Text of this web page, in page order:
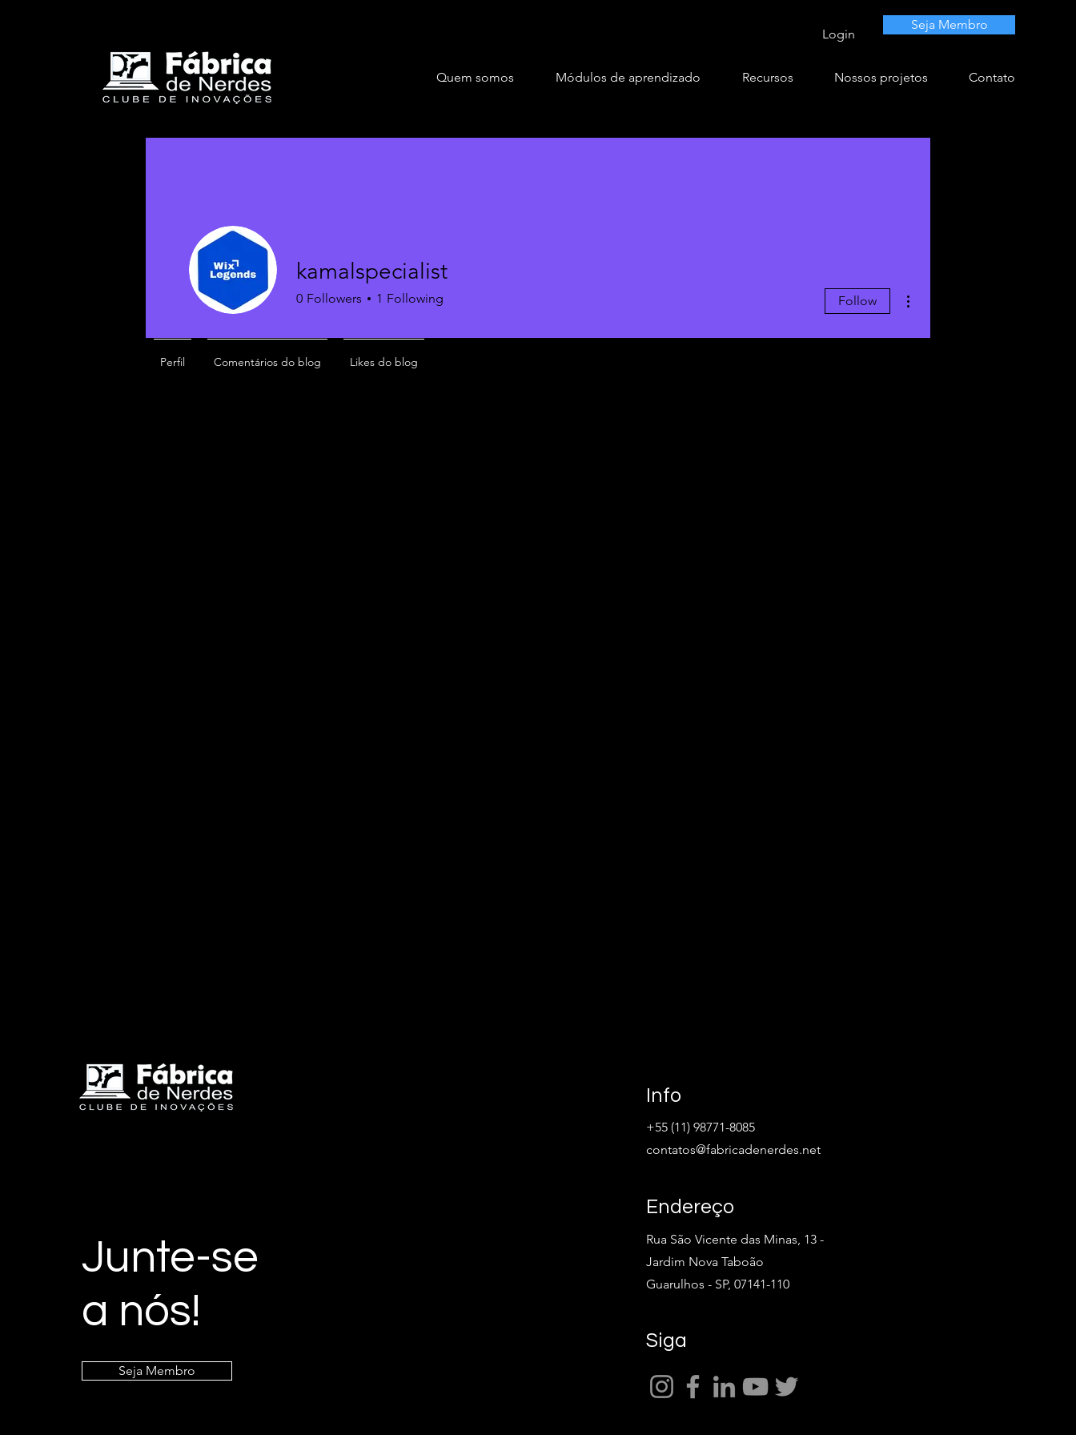
Login
Seja Membro
Quem somos Módulos de aprendizado Recursos Nossos projetos Contato
kamalspecialist
0 Followers 1 Following Follow
Perfil Comentários do blog Likes do blog
Junte-se
a nós!
Seja Membro
Info
+55 (11) 98771-8085
contatos@fabricadenerdes.net
Endereço
Rua São Vicente das Minas, 13 -
Jardim Nova Taboão
Guarulhos - SP, 07141-110
Siga